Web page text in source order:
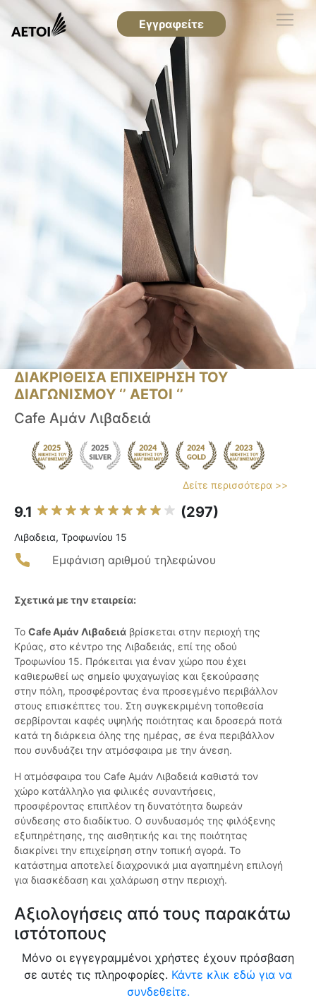
Εγγραφείτε
ΔΙΑΚΡΙΘΕΙΣΑ ΕΠΙΧΕΙΡΗΣΗ ΤΟΥ
ΔΙΑΓΩΝΙΣΜΟΥ ‘’ ΑΕΤΟΙ ‘’
Cafe Aμάν Λιβαδειά
Δείτε περισσότερα >>
9.1 (297)
Λιβαδεια, Τροφωνίου 15
Εμφάνιση αριθμού τηλεφώνου
Σχετικά με την εταιρεία:
Το Cafe Αμάν Λιβαδειά βρίσκεται στην περιοχή της
Κρύας, στο κέντρο της Λιβαδειάς, επί της οδού
Τροφωνίου 15. Πρόκειται για έναν χώρο που έχει
καθιερωθεί ως σημείο ψυχαγωγίας και ξεκούρασης
στην πόλη, προσφέροντας ένα προσεγμένο περιβάλλον
στους επισκέπτες του. Στη συγκεκριμένη τοποθεσία
σερβίρονται καφές υψηλής ποιότητας και δροσερά ποτά
κατά τη διάρκεια όλης της ημέρας, σε ένα περιβάλλον
που συνδυάζει την ατμόσφαιρα με την άνεση.
Η ατμόσφαιρα του Cafe Αμάν Λιβαδειά καθιστά τον
χώρο κατάλληλο για φιλικές συναντήσεις,
προσφέροντας επιπλέον τη δυνατότητα δωρεάν
σύνδεσης στο διαδίκτυο. Ο συνδυασμός της φιλόξενης
εξυπηρέτησης, της αισθητικής και της ποιότητας
διακρίνει την επιχείρηση στην τοπική αγορά. Το
κατάστημα αποτελεί διαχρονικά μια αγαπημένη επιλογή
για διασκέδαση και χαλάρωση στην περιοχή.
Αξιολογήσεις από τους παρακάτω
ιστότοπους
Μόνο οι εγγεγραμμένοι χρήστες έχουν πρόσβαση
σε αυτές τις πληροφορίες. Κάντε κλικ εδώ για να
συνδεθείτε.